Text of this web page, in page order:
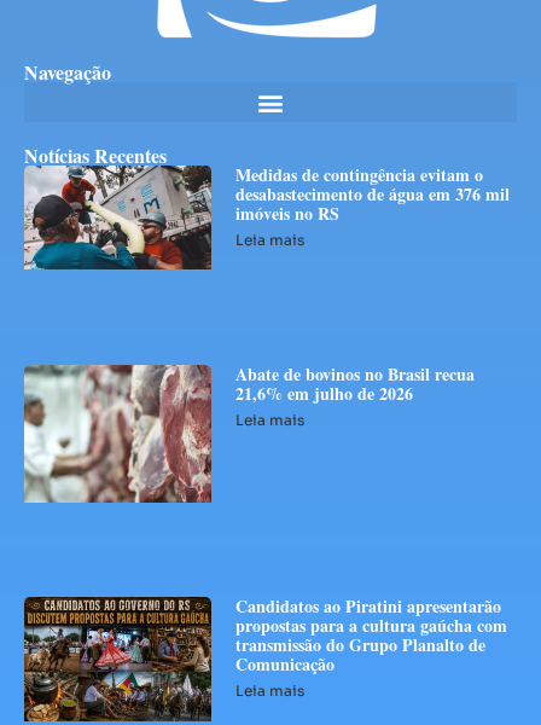
Navegação
Notícias Recentes
Medidas de contingência evitam o
desabastecimento de água em 376 mil
imóveis no RS
Leia mais
Abate de bovinos no Brasil recua
21,6% em julho de 2026
Leia mais
Candidatos ao Piratini apresentarão
propostas para a cultura gaúcha com
transmissão do Grupo Planalto de
Comunicação
Leia mais